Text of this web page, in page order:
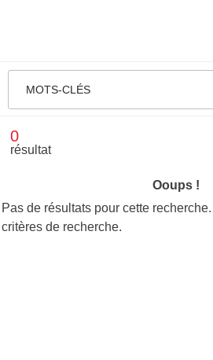
MOTS-CLÉS
0
résultat
Ooups !
Pas de résultats pour cette
critères de recherche.